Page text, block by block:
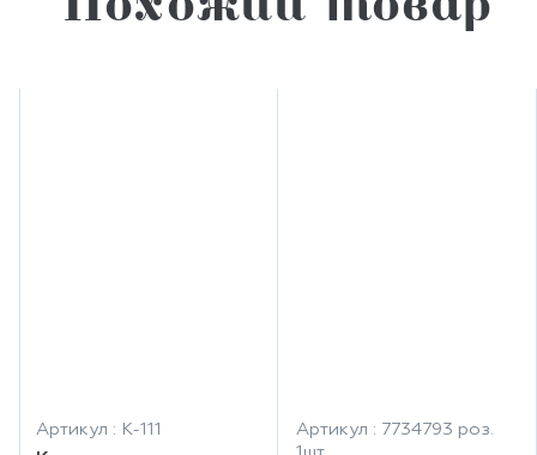
Похожий товар
Артикул : К-111
Артикул : 7734793 роз.